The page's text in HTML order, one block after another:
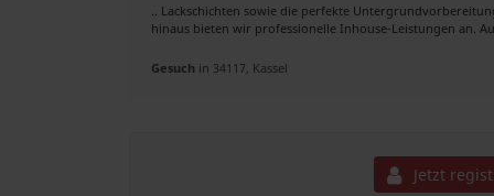
.. Lackschichten sowie die perfekte
hinaus bieten wir professionelle Inhouse-Leistungen an.
Gesuch in 34117, Kassel
Jetzt